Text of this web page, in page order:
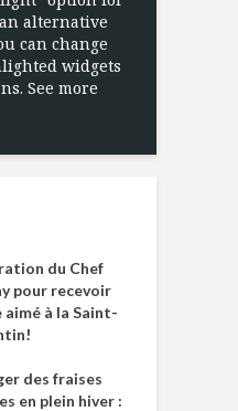
alternative
can change
widgets
See more
du Chef
pour recevoir
aimé à la Saint-
des fraises
en plein hiver :